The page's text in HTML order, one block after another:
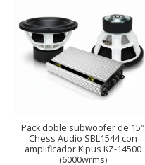
Pack doble subwoofer de 15″
Chess Audio SBL1544 con
amplificador Kipus KZ-14500
(6000wrms)